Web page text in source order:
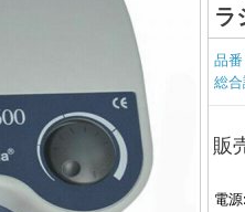
ラ
品
総
販
電源: